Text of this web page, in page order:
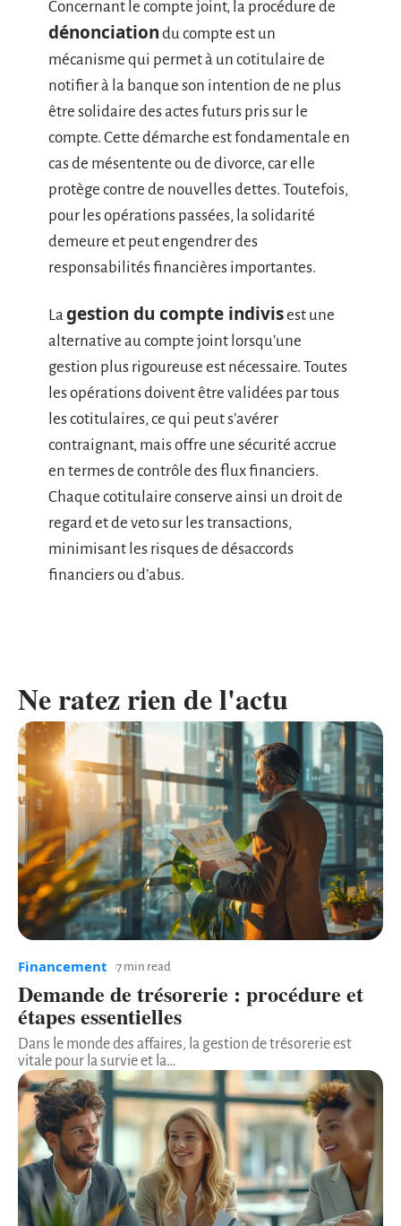
Concernant le compte joint, la procédure de
dénonciation du compte est un
mécanisme qui permet à un cotitulaire de
notifier à la banque son intention de ne plus
être solidaire des actes futurs pris sur le
compte. Cette démarche est fondamentale en
cas de mésentente ou de divorce, car elle
protège contre de nouvelles dettes. Toutefois,
pour les opérations passées, la solidarité
demeure et peut engendrer des
responsabilités financières importantes.
La gestion du compte indivisest une
alternative au compte joint lorsqu’une
gestion plus rigoureuse est nécessaire. Toutes
les opérations doivent être validées par tous
les cotitulaires, ce qui peut s’avérer
contraignant, mais offre une sécurité accrue
en termes de contrôle des flux financiers.
Chaque cotitulaire conserve ainsi un droit de
regard et de veto sur les transactions,
minimisant les risques de désaccords
financiers ou d’abus.
Ne ratez rien de l'actu
Financement 7 min read
Demande de trésorerie : procédure et
étapes essentielles
Dans le monde des affaires, la gestion de trésorerie est
vitale pour la survie et la…